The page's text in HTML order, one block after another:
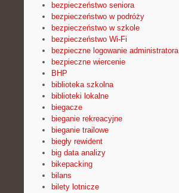
bezpieczeństwo seniora
bezpieczeństwo w podróży
bezpieczeństwo w szkole
bezpieczeństwo Wi-Fi
bezpieczne logowanie administratora
bezpieczne wiercenie
BHP
biblioteka szkolna
biblioteki lokalne
biegacze
bieganie rekreacyjne
bieganie trailowe
biegły rewident
big data analizy
bikepacking
bilans
bilety lotnicze